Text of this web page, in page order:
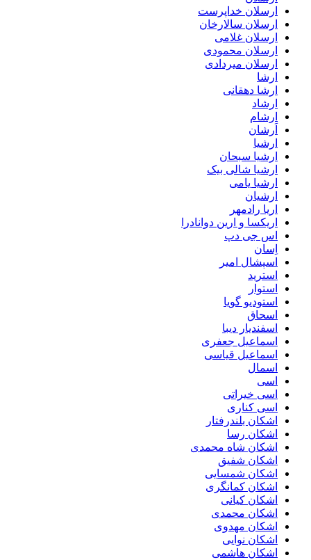
ارسلان خداپرست
ارسلان سالارخان
ارسلان غلامی
ارسلان محمودی
ارسلان میردادی
ارشا
ارشا دهقانی
ارشاد
ارشام
اَرشان
ارشیا
ارشیا سبحان
ارشیا شالی بیک
ارشیا یامی
ارشیان
اریا رادمهر
اریکسا و ارین دوانادرا
اس جی دپ
اِسان
اسپشال امیر
استرید
استوار
استودیو گویا
اسحاق
اسفندیار دیبا
اسماعیل جعفری
اسماعیل قیاسی
اسمال
اسی
اسی خیراتی
اسی کناری
اشکان بلندرفتار
اشکان رسا
اشکان شاه محمدی
اشکان شفیق
اشکان شمسایی
اشکان‌ کمانگری
اشکان کیانی
اشکان محمدی
اشکان مهدوی
اشکان نوایی
اشکان هاشمی